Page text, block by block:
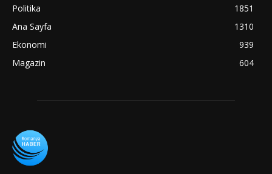
Politika
1851
Ana Sayfa
1310
Ekonomi
939
Magazin
604